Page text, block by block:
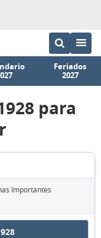
Feriados
2027
para
Importantes